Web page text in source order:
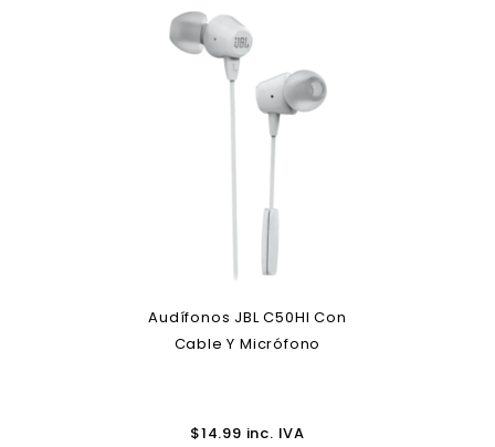
Audífonos JBL C50HI Con
Cable Y Micrófono
$14.99 inc. IVA